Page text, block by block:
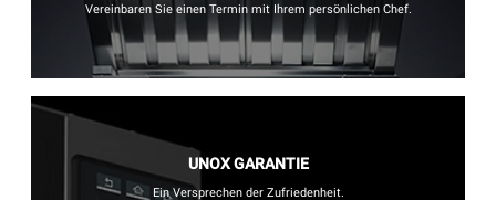
Vereinbaren Sie einen Termin mit Ihrem persönlichen Chef.
UNOX GARANTIE
Ein Versprechen der Zufriedenheit.